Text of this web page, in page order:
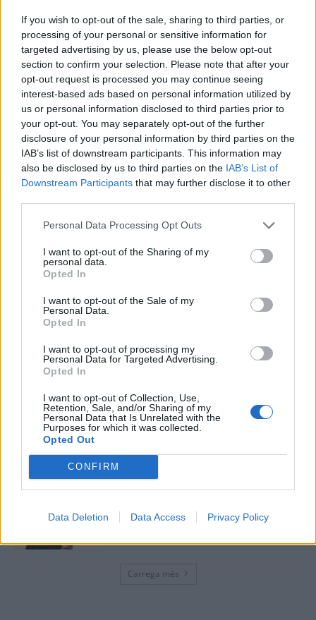
If you wish to opt-out of the sale, sharing to third parties, or
processing of your personal or sensitive information for
targeted advertising by us, please use the below opt-out
section to confirm your selection. Please note that after your
opt-out request is processed you may continue seeing
interest-based ads based on personal information utilized by
us or personal information disclosed to third parties prior to
your opt-out. You may separately opt-out of the further
disclosure of your personal information by third parties on the
IAB’s list of downstream participants. This information may
also be disclosed by us to third parties on the IAB’s List of
Downstream Participants that may further disclose it to other
Personal Data Processing Opt Outs
I want to opt-out of the Sharing of my
personal data.
Opted In
I want to opt-out of the Sale of my
Personal Data.
Opted In
I want to opt-out of processing my
Personal Data for Targeted Advertising.
Opted In
I want to opt-out of Collection, Use,
Retention, Sale, and/or Sharing of my
Personal Data that Is Unrelated with the
Purposes for which it was collected.
Opted Out
CONFIRM
Data Deletion Data Access Privacy Policy
Deseu el meu nom, el correu electrònic i el lloc web en
aquest navegador per a la propera vegada que comenti.
ÚLTIMES NOTÍCIES
termini de les obres de l’aparcament
dels terrenys de Renfe per les altes
7 d'agost de 2026
vincula patrimoni, turisme i
gastronomia
Els vestits de paper guanyen força
enguany amb més modistes i gairebé
31 de juliol de 2026
per a gaudir de les Festes Majors
d’Amposta”
Carrega més